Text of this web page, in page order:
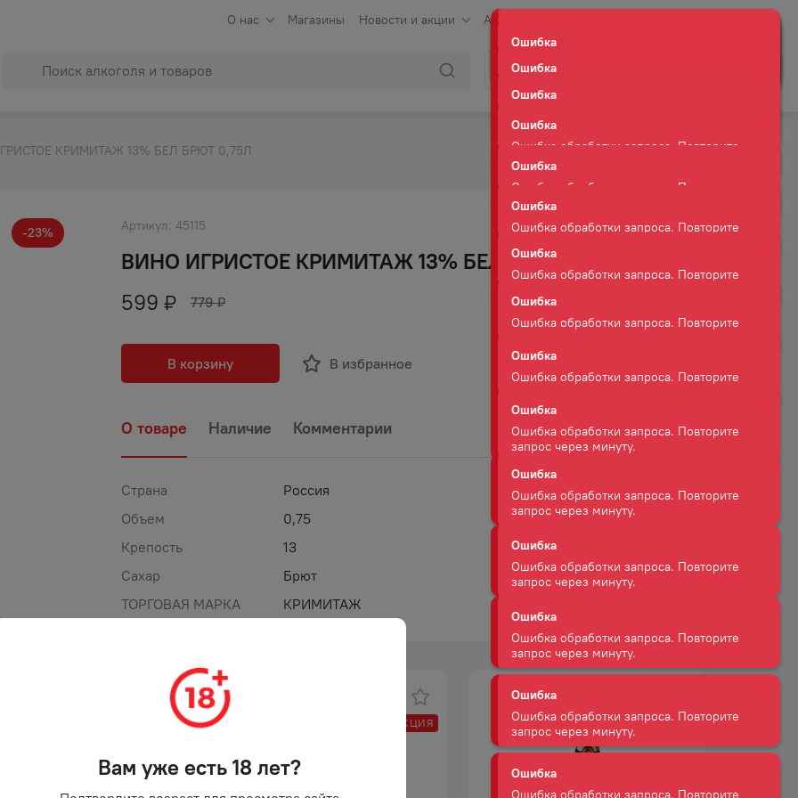
О нас Магазины Новости и акции Аренда
Войти
КРИМИТАЖ 13% БЕЛ БРЮТ 0,75Л
-23% Артикул: 45115
ВИНО ИГРИСТОЕ КРИМИТАЖ 13% БЕЛ БРЮТ 0,75Л
599 ₽ 779 ₽
В корзину В избранное
О товаре Наличие Комментарии
Страна
Россия
Объем
0,75
Крепость
13
Сахар
Брют
ТОРГОВАЯ МАРКА
КРИМИТАЖ
АКЦИЯ
Ошибка
запрос через минуту.
Ошибка
запрос через минуту.
Ошибка
Ошибка обработки запроса. Повторите
Ошибка обработки запроса. Повторите
запрос через минуту.
запрос через минуту.
Ошибка
Ошибка обработки запроса. Повторите
запрос через минуту.
Ошибка
Ошибка обработки запроса. Повторите
запрос через минуту.
запрос через минуту.
Ошибка
Ошибка обработки запроса. Повторите
запрос через минуту.
Ошибка
запрос через минуту.
Ошибка
Ошибка обработки запроса. Повторите
Ошибка
Ошибка обработки запроса. Повторите
запрос через минуту.
Ошибка
Ошибка обработки запроса. Повторите
запрос через минуту.
Вам уже есть 18 лет?